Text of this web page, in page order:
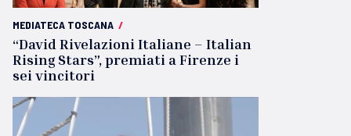
MEDIATECA TOSCANA /
“David Rivelazioni Italiane – Italian
Rising Stars”, premiati a Firenze i
sei vincitori